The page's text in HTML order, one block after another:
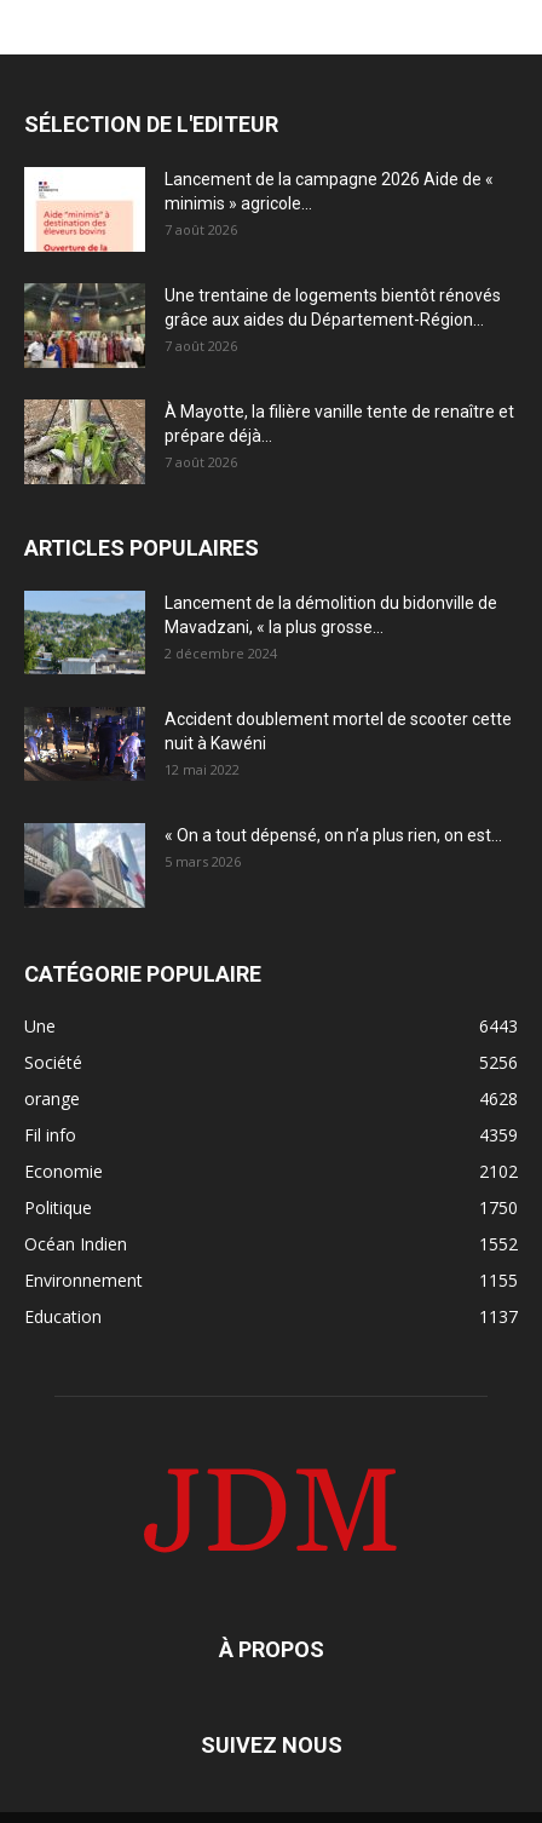
SÉLECTION DE L'EDITEUR
Lancement de la campagne 2026 Aide de «
minimis » agricole...
7 août 2026
Une trentaine de logements bientôt rénovés
grâce aux aides du Département-Région...
7 août 2026
À Mayotte, la filière vanille tente de renaître et
prépare déjà...
7 août 2026
ARTICLES POPULAIRES
Lancement de la démolition du bidonville de
Mavadzani, « la plus grosse...
2 décembre 2024
Accident doublement mortel de scooter cette
nuit à Kawéni
12 mai 2022
« On a tout dépensé, on n’a plus rien, on est...
5 mars 2026
CATÉGORIE POPULAIRE
Une
6443
Société
5256
orange
4628
Fil info
4359
Economie
2102
Politique
1750
Océan Indien
1552
Environnement
1155
Education
1137
À PROPOS
SUIVEZ NOUS